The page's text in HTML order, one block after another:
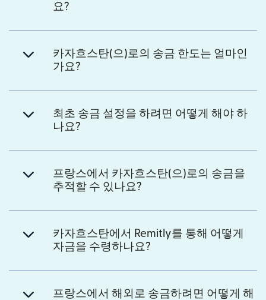
요?
카자흐스탄(으)로의 송금 한도는 얼마인
가요?
최초 송금 설정을 하려면 어떻게 해야 하
나요?
프랑스에서 카자흐스탄(으)로의 송금을
추적할 수 있나요?
카자흐스탄에서 Remitly를 통해 어떻게
자금을 수령하나요?
프랑스에서 해외로 송금하려면 어떻게 해